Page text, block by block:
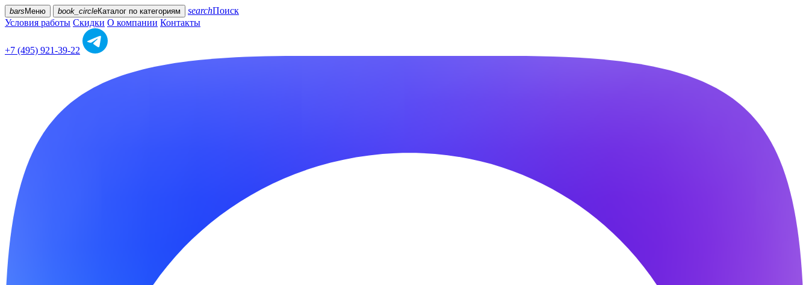
bars Меню book_circleКаталог по категориям searchПоиск
Условия работы Скидки О компании Контакты
+7 (495) 921-39-22